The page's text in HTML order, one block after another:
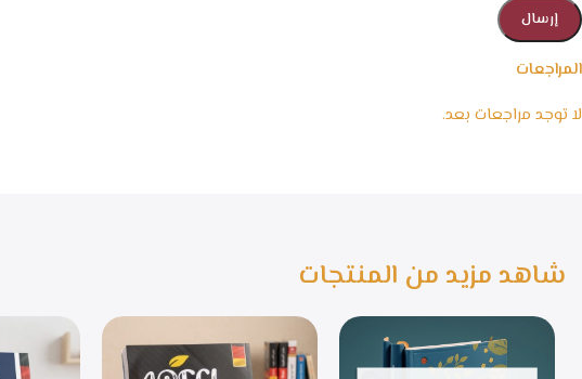
المراجعات
لا توجد مراجعات بعد.
شاهد مزيد من المنتجات